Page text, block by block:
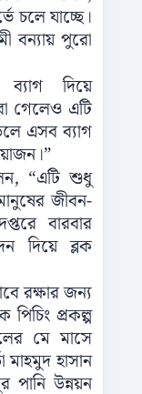
চলে যাচ্ছে।
বন্যায় পুরো
দিয়ে
গেলেও এটি
এসব ব্যাগ
“এটি শুধু
জীবন-
বারবার
দিয়ে ব্লক
রক্ষার জন্য
প্রকল্প
মে মাসে
মাহমুদ হাসান
পানি উন্নয়ন